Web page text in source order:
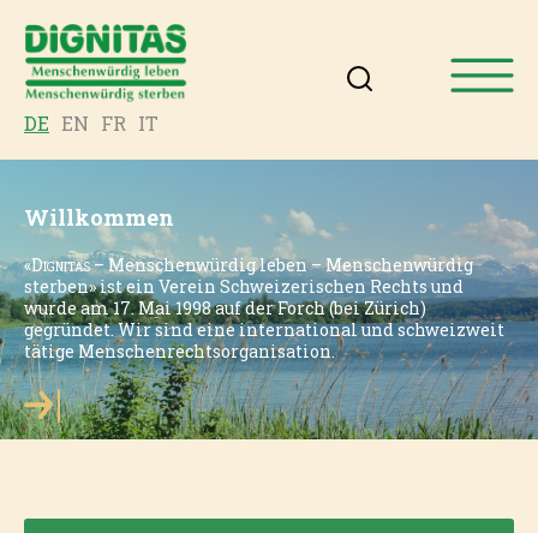
DE EN FR IT
Willkommen
«Dignitas– Menschenwürdig leben – Menschenwürdig
sterben» ist ein Verein Schweizerischen Rechts und
wurde am 17. Mai 1998 auf der Forch (bei Zürich)
gegründet. Wir sind eine international und schweizweit
tätige Menschenrechtsorganisation.